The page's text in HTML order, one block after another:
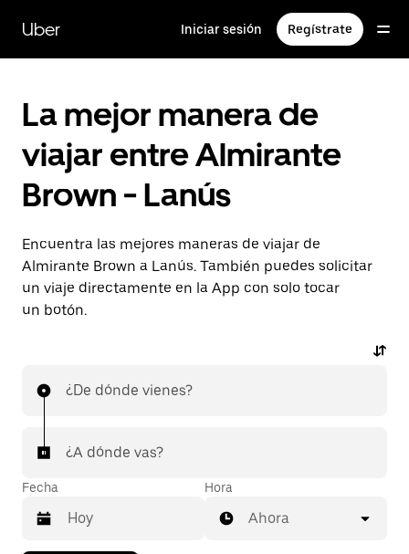
contenido
principal
Uber Iniciar sesión Regístrate
La mejor manera de
viajar entre Almirante
Brown - Lanús
Encuentra las mejores maneras de viajar de
Almirante Brown a Lanús. También puedes solicitar
un viaje directamente en la App con solo tocar
un botón.
¿De dónde vienes?
¿A dónde vas?
Fecha Hora
Ahora